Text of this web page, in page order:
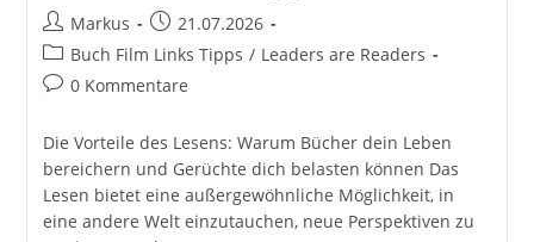
Beitrags-
Autor:
Markus
Beitrag
veröffentlicht:
21.07.2026
Beitrags-
Kategorie:
Buch Film Links Tipps / Leaders are Readers
Beitrags-
0 Kommentare
Die Vorteile des Lesens: Warum Bücher dein Leben
bereichern und Gerüchte dich belasten können Das
Lesen bietet eine außergewöhnliche Möglichkeit, in
eine andere Welt einzutauchen, neue Perspektiven zu